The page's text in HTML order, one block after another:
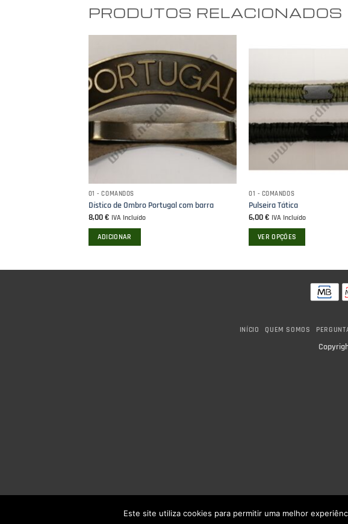
PRODUTOS RELACIONADOS
01 - COMANDOS
Dístico de Ombro Portugal com barra
8,00€ IVA Incluído
ADICIONAR
01 - COMANDOS
Pulseira Tática
6,00€ IVA Incluído
VER OPÇÕES
options
INÍCIO QUEM SOMOS
Este site utiliza cookies para permitir uma melhor